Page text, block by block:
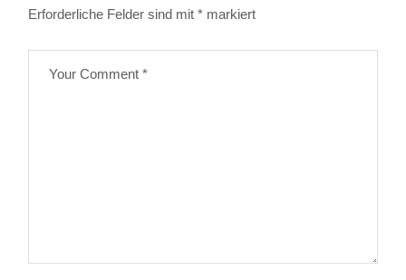
Erforderliche Felder sind mit* markiert